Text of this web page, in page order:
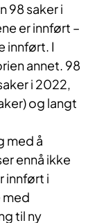
98 saker i
er innført –
innført. I
annet. 98
i 2022,
og langt
med å
ennå ikke
innført i
med
til ny